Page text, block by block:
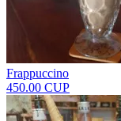
Frappuccino
450.00 CUP